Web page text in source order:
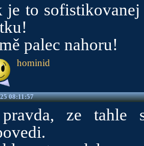
je to
palec nahoru!
hominid
08:11:57
ze tahle